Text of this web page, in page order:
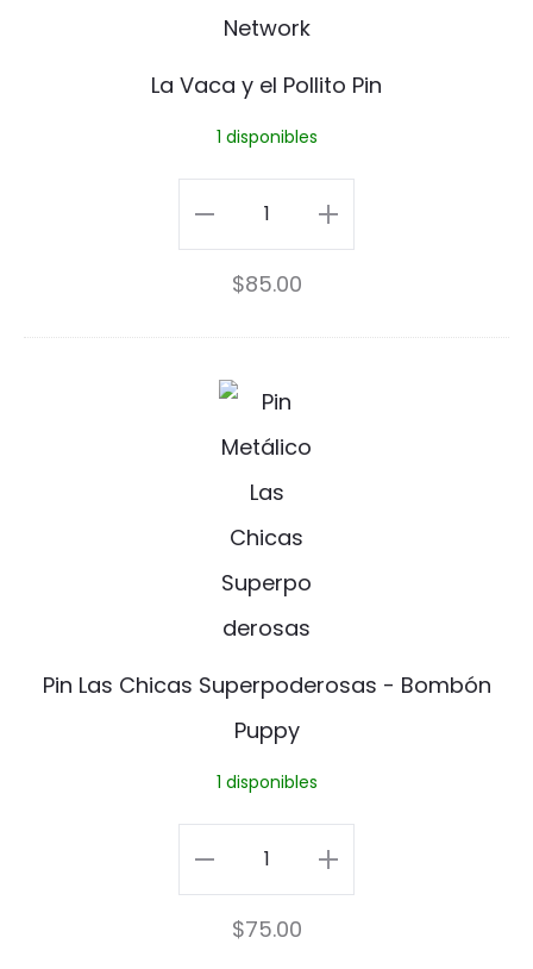
c
e
P
o
l
La Vaca y el Pollito Pin
1 disponibles
La
Vaca
el
Pollito
cantidad
$85.00
P
i
n
L
a
s
c
s
S
Pin Las Chicas Superpoderosas - Bombón
Puppy
1 disponibles
Pin
Las
Chicas
$75.00